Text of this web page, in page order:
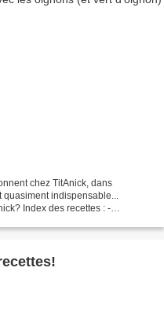
chez TitAnick, dans
quasiment indispensable...
Index des recettes : -